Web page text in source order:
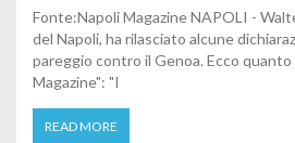
Fonte:Napoli Magazine NAPOLI -
del Napoli, ha rilasciato alcune
pareggio contro il Genoa. Ecco
Magazine": "I
READ MORE